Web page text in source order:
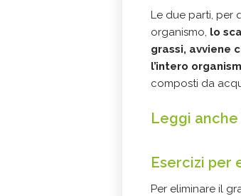
Le due parti, per
organismo, lo
grassi, avviene
l’intero
composti da
Leggi anche
Esercizi per
Per eliminare il